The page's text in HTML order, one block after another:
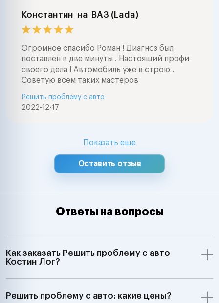
Константин на ВАЗ (Lada)
Огромное спасибо Роман ! Диагноз был
поставлен в две минуты . Настоящий профи
своего дела ! Автомобиль уже в строю .
Советую всем таких мастеров
2022-12-17
Решить проблему с авто
Показать еще
Оставить отзыв
Ответы на вопросы
Как заказать Решить проблему с авто
Костин Лог?
Решить проблему с авто: какие цены?